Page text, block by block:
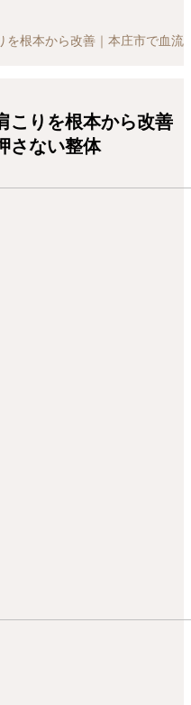
を根本から改善｜本庄市で血流
こりを根本から改善
さない整体